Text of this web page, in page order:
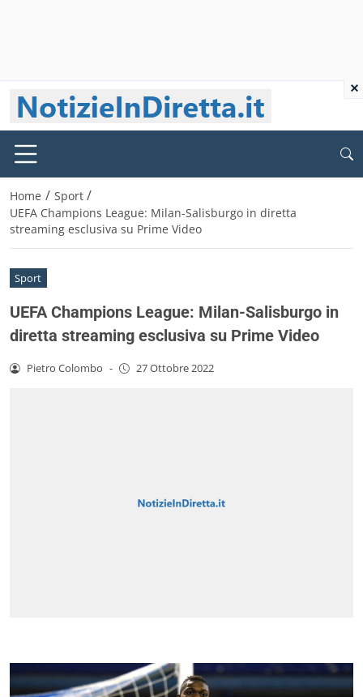
Home / Sport /
UEFA Champions League: Milan-Salisburgo in diretta
streaming esclusiva su Prime Video
Sport
UEFA Champions League: Milan-Salisburgo in
diretta streaming esclusiva su Prime Video
Pietro Colombo - 27 Ottobre 2022
×